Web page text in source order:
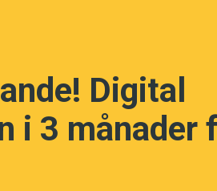
Digital
i 3 månader